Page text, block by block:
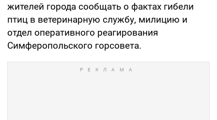
жителей города сообщать о фактах гибели
птиц в ветеринарную службу, милицию и
отдел оперативного реагирования
Симферопольского горсовета.